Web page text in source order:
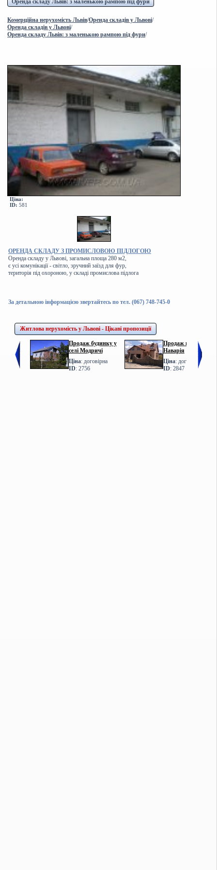
Оренда складу Львів: з маленькою рампою під фури
Комерційна нерухомість Львів/Оренда складів у Львові/
Оренда складів у Львові/
Оренда складу Львів: з маленькою рампою під фури/
Ціна:
ID: 581
ОРЕНДА СКЛАДУ З ПРОМИСЛОВОЮ ПІДЛОГОЮ
Оренда складу у Львові, загальна площа 280 м2,
є усі комунікації - світло, зручний заїзд для фур,
територія під охороною, у складі промислова підлога
За детальною інформацією звертайтесь по тел. (067) 748-745-0
Житлова нерухомість у Львові - Цікаві пропозиції
Продаж будинку у
селі Модричі
Ціна: договірна
ID: 2756
Продаж котеджу у с.
Наварія
Ціна: договірна
ID: 2847